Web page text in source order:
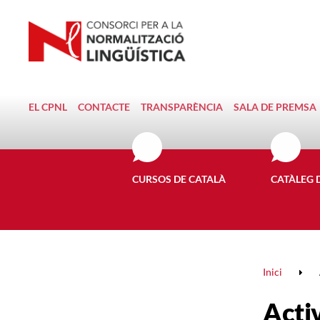
EL CPNL CONTACTE TRANSPARÈNCIA SALA DE PREMSA
CURSOS DE CATALÀ CATÀLEG
Inici